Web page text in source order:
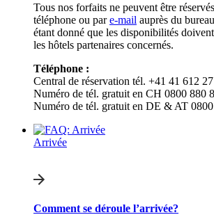
Tous nos forfaits ne peuvent être
téléphone ou pare-mail auprès du
étant donné que les disponibilités
les hôtels partenaires concernés.
Téléphone :
Central de réservation tél. +41 41 612
Numéro de tél. gratuit en CH 0800 880
Numéro de tél. gratuit en DE & AT
Arrivée
Comment se déroule l’arrivée?